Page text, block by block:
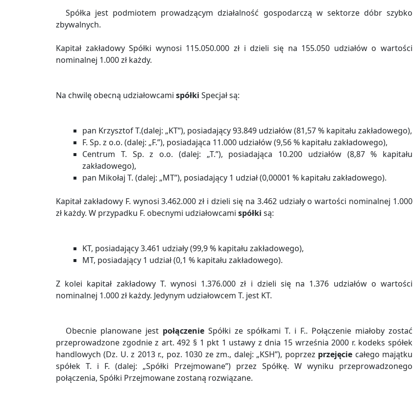
Spółka jest podmiotem prowadzącym działalność gospodarczą w sektorze dóbr szybko
zbywalnych.
Kapitał zakładowy Spółki wynosi 115.050.000 zł i dzieli się na 155.050 udziałów o wartości
nominalnej 1.000 zł każdy.
Na chwilę obecną udziałowcami spółki Specjał są:
pan Krzysztof T.(dalej: „KT”), posiadający 93.849 udziałów (81,57 % kapitału zakładowego),
F. Sp. z o.o. (dalej: „F.”), posiadająca 11.000 udziałów (9,56 % kapitału zakładowego),
Centrum T. Sp. z o.o. (dalej: „T.”), posiadająca 10.200 udziałów (8,87 % kapitału
zakładowego),
pan Mikołaj T. (dalej: „MT”), posiadający 1 udział (0,00001 % kapitału zakładowego).
Kapitał zakładowy F. wynosi 3.462.000 zł i dzieli się na 3.462 udziały o wartości nominalnej 1.000
zł każdy. W przypadku F. obecnymi udziałowcami spółki są:
KT, posiadający 3.461 udziały (99,9 % kapitału zakładowego),
MT, posiadający 1 udział (0,1 % kapitału zakładowego).
Z kolei kapitał zakładowy T. wynosi 1.376.000 zł i dzieli się na 1.376 udziałów o wartości
nominalnej 1.000 zł każdy. Jedynym udziałowcem T. jest KT.
Obecnie planowane jest połączenie Spółki ze spółkami T. i F.. Połączenie miałoby zostać
przeprowadzone zgodnie z art. 492 § 1 pkt 1 ustawy z dnia 15 września 2000 r. kodeks spółek
handlowych (Dz. U. z 2013 r., poz. 1030 ze zm., dalej: „KSH”), poprzez przejęcie całego majątku
spółek T. i F. (dalej: „Spółki Przejmowane”) przez Spółkę. W wyniku przeprowadzonego
połączenia, Spółki Przejmowane zostaną rozwiązane.